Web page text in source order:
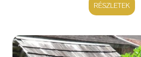
RÉSZLETEK